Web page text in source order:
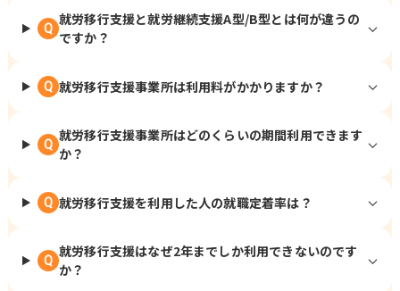
Q
就労移行支援と就労継続支援A型/B型とは何が違うの
ですか？
Q 就労移行支援事業所は利用料がかかりますか？
Q
就労移行支援事業所はどのくらいの期間利用できます
か？
Q 就労移行支援を利用した人の就職定着率は？
Q
就労移行支援はなぜ2年までしか利用できないのです
か？